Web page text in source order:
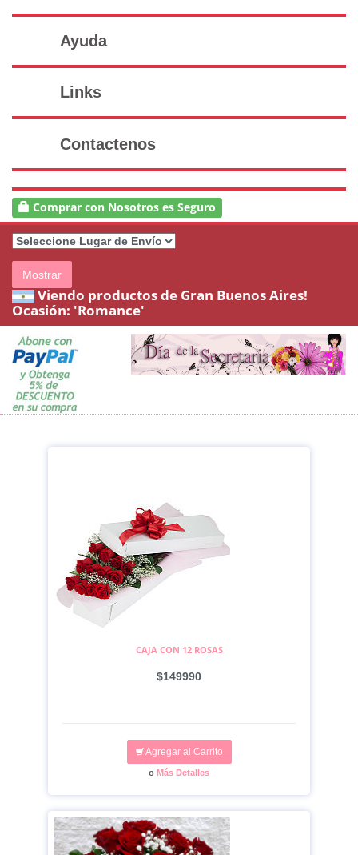
Ayuda
Links
Contactenos
Comprar con Nosotros es Seguro
Mostrar
Viendo productos de Gran Buenos Aires!
Ocasión: 'Romance'
CAJA CON 12 ROSAS
$149990
Agregar al Carrito
o Más Detalles